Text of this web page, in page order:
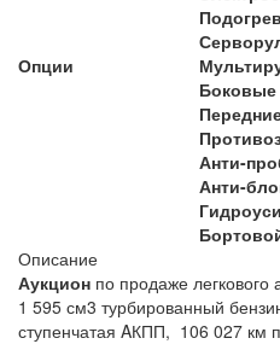
Опции
Боковые
Анти-
Анти-
Описание
Аукцион по продаже легкового
1 595 см3 турбированный
ступенчатая AКПП, 106 027 км